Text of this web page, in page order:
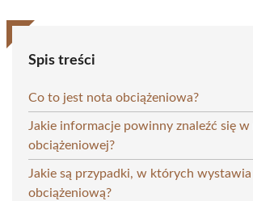
Spis treści
Co to jest nota obciążeniowa?
Jakie informacje powinny znaleźć się w
obciążeniowej?
Jakie są przypadki, w których
obciążeniową?